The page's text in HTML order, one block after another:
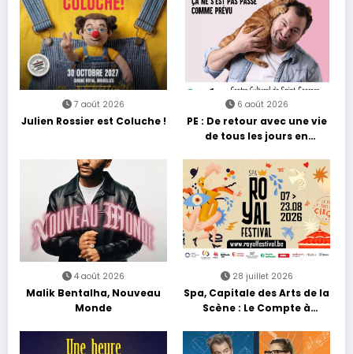
7 août 2026
Julien Rossier est Coluche !
6 août 2026
PE : De retour avec une vie
de tous les jours en
4 août 2026
Malik Bentalha, Nouveau
Monde
28 juillet 2026
Spa, Capitale des Arts de la
Scène : Le Compte à